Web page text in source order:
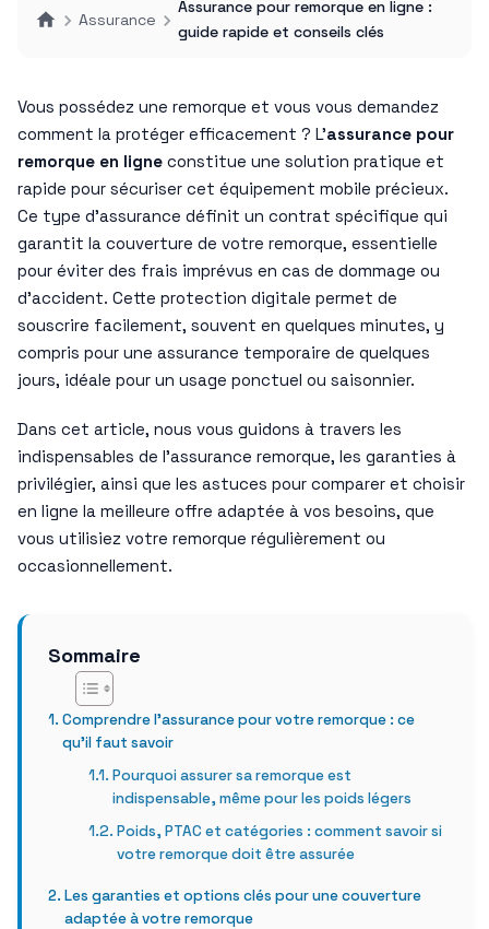
Assurance
Assurance pour remorque en ligne :
guide rapide et conseils clés
Vous possédez une remorque et vous vous demandez
comment la protéger efficacement ? L’assurance pour
remorque en ligne constitue une solution pratique et
rapide pour sécuriser cet équipement mobile précieux.
Ce type d’assurance définit un contrat spécifique qui
garantit la couverture de votre remorque, essentielle
pour éviter des frais imprévus en cas de dommage ou
d’accident. Cette protection digitale permet de
souscrire facilement, souvent en quelques minutes, y
compris pour une assurance temporaire de quelques
jours, idéale pour un usage ponctuel ou saisonnier.
Dans cet article, nous vous guidons à travers les
indispensables de l’assurance remorque, les garanties à
privilégier, ainsi que les astuces pour comparer et choisir
en ligne la meilleure offre adaptée à vos besoins, que
vous utilisiez votre remorque régulièrement ou
occasionnellement.
Sommaire
Comprendre l’assurance pour votre remorque : ce
qu’il faut savoir
Pourquoi assurer sa remorque est
indispensable, même pour les poids légers
Poids, PTAC et catégories : comment savoir si
votre remorque doit être assurée
Les garanties et options clés pour une couverture
adaptée à votre remorque